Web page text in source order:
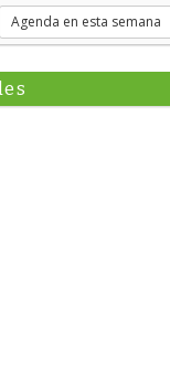
Agenda en esta semana